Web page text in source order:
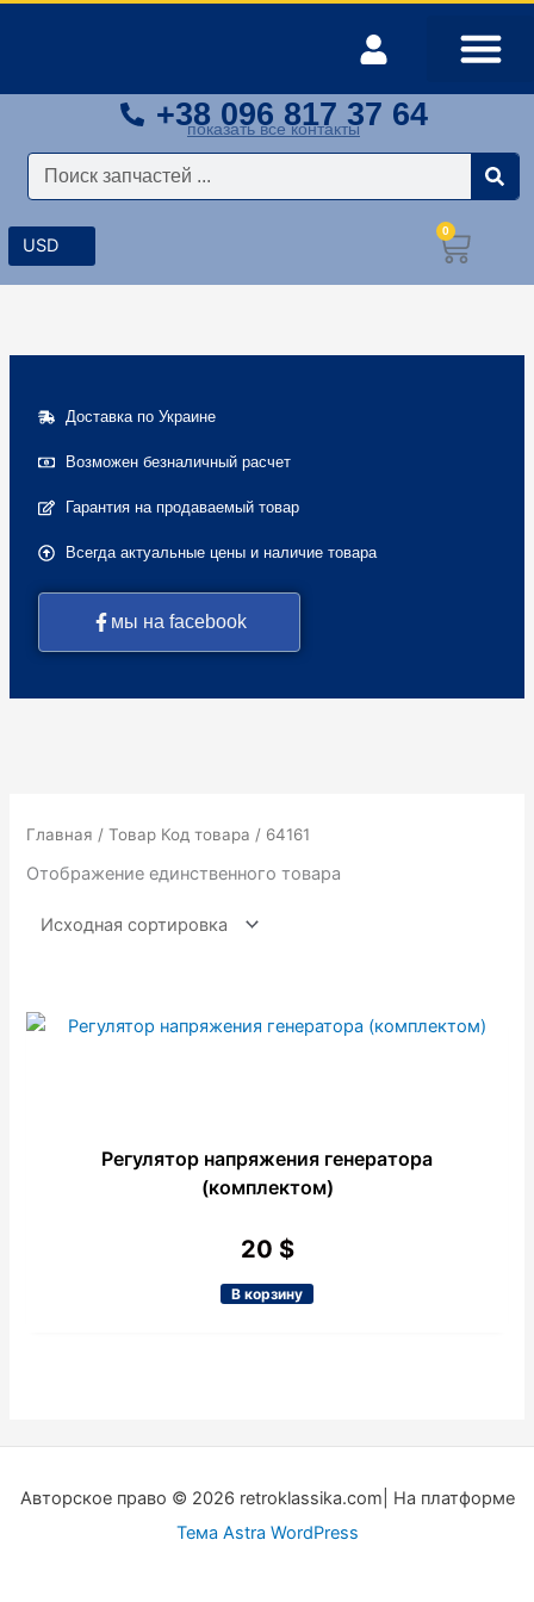
+38 096 817 37 64
показать все контакты
Поиск
0
Доставка по Украине
Возможен безналичный расчет
Гарантия на продаваемый товар
Всегда актуальные цены и наличие товара
мы на facebook
Главная / Товар Код товара / 64161
Отображение единственного товара
Регулятор напряжения генератора
(комплектом)
20 $
В корзину
Авторское право © 2026 retroklassika.com| На платформе
Тема Astra WordPress